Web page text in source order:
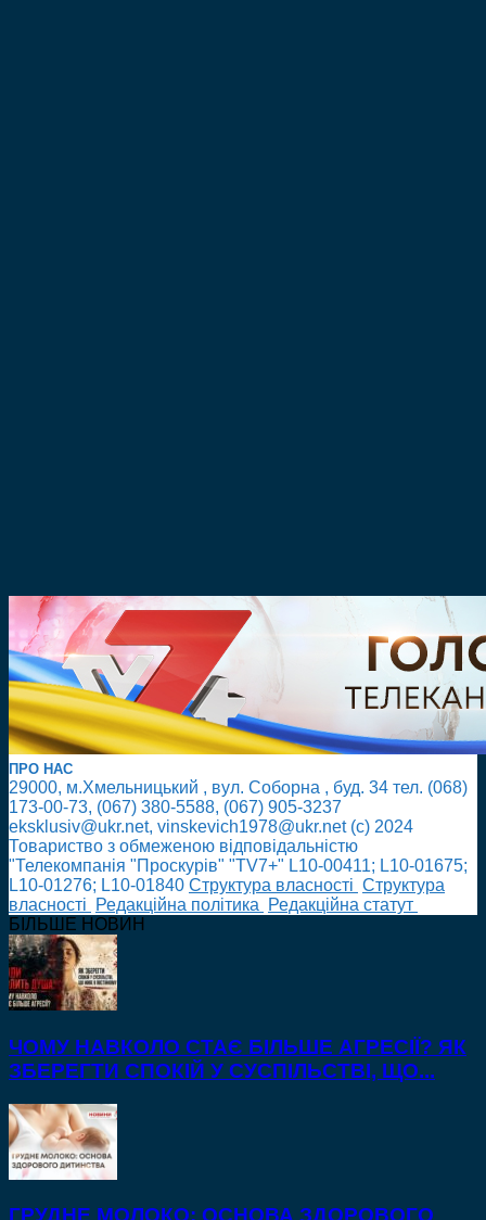
ПРО НАС
29000, м.Хмельницький , вул. Соборна , буд. 34 тел. (068)
173-00-73, (067) 380-5588, (067) 905-3237
eksklusiv@ukr.net, vinskevich1978@ukr.net (с) 2024
Товариство з обмеженою відповідальністю
"Телекомпанія "Проскурів" "TV7+" L10-00411; L10-01675;
L10-01276; L10-01840 Cтруктура власності Cтруктура
власності
Редакційна політика
Редакційна статут
БІЛЬШЕ НОВИН
ЧОМУ НАВКОЛО СТАЄ БІЛЬШЕ АГРЕСІЇ? ЯК
ЗБЕРЕГТИ СПОКІЙ У СУСПІЛЬСТВІ, ЩО...
ГРУДНЕ МОЛОКО: ОСНОВА ЗДОРОВОГО